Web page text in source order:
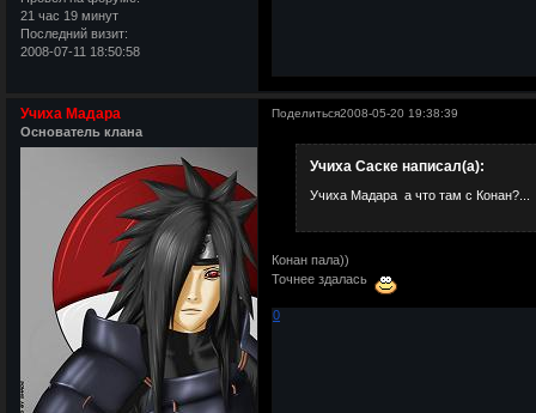
21 час 19 минут
Последний визит:
2008-07-11 18:50:58
Поделиться2008-05-20 19:38:39
Учиха Мадара
Основатель клана
Учиха Саске написал(а):
Учиха Мадара а что там с Конан?...
Конан пала))
Точнее здалась
0